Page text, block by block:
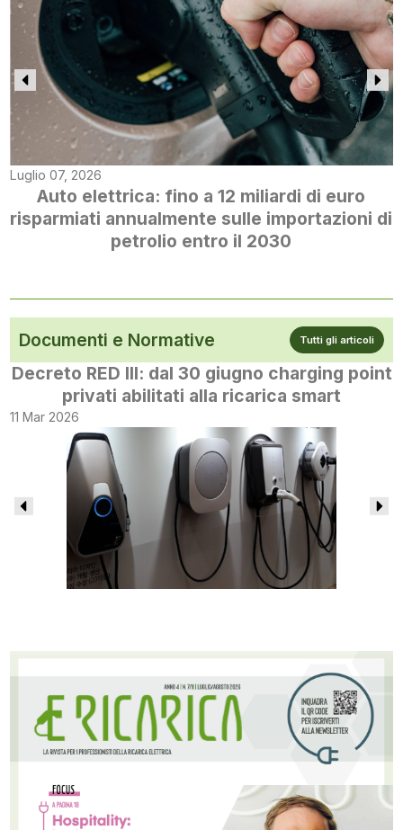
Luglio 07, 2026
Auto elettrica: fino a 12 miliardi di euro
risparmiati annualmente sulle importazioni di
petrolio entro il 2030
Documenti e Normative Tutti gli articoli
Decreto RED III: dal 30 giugno charging point
privati abilitati alla ricarica smart
11 Mar 2026